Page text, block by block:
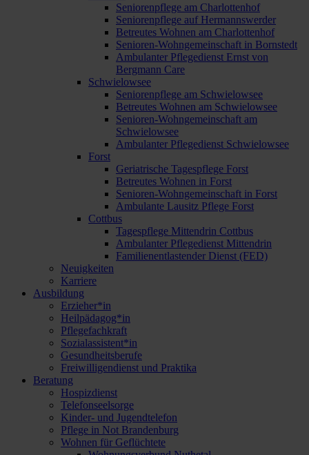
Seniorenpflege am Charlottenhof
Seniorenpflege auf Hermannswerder
Betreutes Wohnen am Charlottenhof
Senioren-Wohngemeinschaft in Bornstedt
Ambulanter Pflegedienst Ernst von
Bergmann Care
Schwielowsee
Seniorenpflege am Schwielowsee
Betreutes Wohnen am Schwielowsee
Senioren-Wohngemeinschaft am
Schwielowsee
Ambulanter Pflegedienst Schwielowsee
Forst
Geriatrische Tagespflege Forst
Betreutes Wohnen in Forst
Senioren-Wohngemeinschaft in Forst
Ambulante Lausitz Pflege Forst
Cottbus
Tagespflege Mittendrin Cottbus
Ambulanter Pflegedienst Mittendrin
Familienentlastender Dienst (FED)
Neuigkeiten
Karriere
Ausbildung
Erzieher*in
Heilpädagog*in
Pflegefachkraft
Sozialassistent*in
Gesundheitsberufe
Freiwilligendienst und Praktika
Beratung
Hospizdienst
Telefonseelsorge
Kinder- und Jugendtelefon
Pflege in Not Brandenburg
Wohnen für Geflüchtete